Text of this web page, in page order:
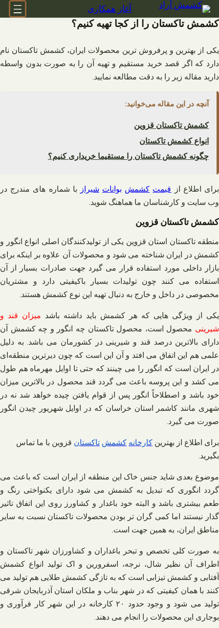
رفتن
به
محتوا
آغاز همکاری
کشمش تاکستان را از کجا تهیه کنیم؟
یکی از بهترین و پرفروش ترین محصولات ایران، کشمش تاکستان نام
دارد که اگر قصد خرید مستقیم و تهیه آن را به صورت بدون واسطه
دارید مقاله زیر را به دقت مطالعه نمایید.
آنچه در این مقاله می‌خوانید:
کشمش تاکستان قزوین
انواع کشمش تاکستان
چگونه کشمش تاکستان را مستقیما خریداری کنیم؟
برای اطلاع از قیمت کشمش بوانات شیراز با شماره های مندرج در
وب سایت و کارشناسان ما هماهنگ شوید.
کشمش تاکستان قزوین
منطقه تاکستان استان قزوین یکی از تولیدکنندگان اصلی انواع انگور و
کشمش در ایران شناخته می شود و محصولات آن علاوه بر اینکه برای
بازار داخلی مورد استفاده قرار می گیرد جهت صادرات بسیار از آن
استفاده می کنند چون تولیدات بسیار باکیفیتی دارد و مشتریان
مخصوصی در داخل و خارج به دنبال تهیه این نوع کشمش هستند.
یکی از ویژگی هایی که هر کشمش باید داشته باشد میزان قند و
شیرینی محصول است، محصول تاکستان چه انگور و چه کشمش آن
دارای بالاترین درصد قند و شیرینی در کشورمان می باشد. به دلیل
علمی هم این اتفاق می‌ افتد و آن این است که چون دیرترین منطقه‌ای
در ایران است که انگور را می چینند که حتی تا اوایل مهرماه هم طول
می کشد و این پروسه باعث می گردد قند محصول در بالاترین میزان
خود باشد و اصطلاحاً انگور پس از قوام یافتن چیده خواهد شد نه در
شهری مانند کاشمر استان خراسان که در اوایل شهریور چیدن انگور
صورت می گیرد.
برای اطلاع از بهترین کارخانه کشمش تاکستان قزوین با ما تماس
بگیرید.
موضوع بعدی شاید جنس خاک این منطقه از ایران است که باعث می
گردد انگوری که تبدیل به کشمش می شود دارای یکنواختی رنگ و
طعم بیشتری باشد و البته خود باغدار و کشاورز روی این اتفاق تاثیر
گذار نیستند اما کمی گران تر بودن محصولات تاکستان نسبت به سایر
مناطق ایران، به همین جهت است.
به صورت کلی تخصص و تبحر باغداران و کشاورزان شهر تاکستان و
اطراف آن نظیر شال، نرجه، اسفرورین و اک تولید انواع کشمش
آفتابی و کشمش تیزابی است که به تازگی کشمش طلایی هم تولید می
کنند با همان کیفیتی که در شهر بناب و ملکان استان آذربایجان شرقی
تولید می شود و وجود حدود ۲۰ کارخانه در این شهر کار فرآوری و
بوجاری این محصولات را انجام می دهند.